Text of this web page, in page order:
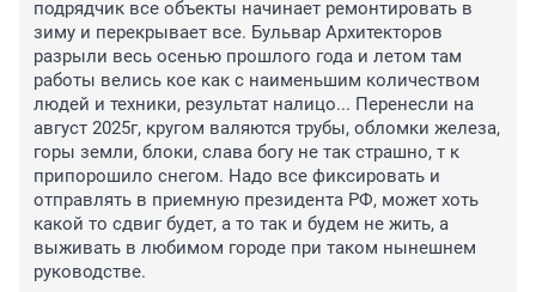
подрядчик все объекты начинает ремонтировать в
зиму и перекрывает все. Бульвар Архитекторов
разрыли весь осенью прошлого года и летом там
работы велись кое как с наименьшим количеством
людей и техники, результат налицо... Перенесли на
август 2025г, кругом валяются трубы, обломки железа,
горы земли, блоки, слава богу не так страшно, т к
припорошило снегом. Надо все фиксировать и
отправлять в приемную президента РФ, может хоть
какой то сдвиг будет, а то так и будем не жить, а
выживать в любимом городе при таком нынешнем
руководстве.